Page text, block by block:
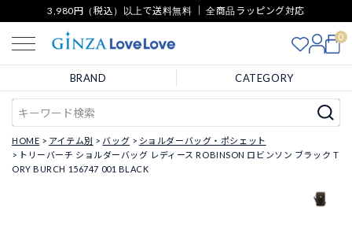
3,980円（税込）以上で送料無料 ｜ 全商品ラッピング対応
0
BRAND CATEGORY
HOME アイテム別 バッグ
ショルダーバッグ・ポシェット
トリーバーチ ショルダーバッグ レディース ROBINSON ロビンソン ブラック T
ORY BURCH 156747 001 BLACK